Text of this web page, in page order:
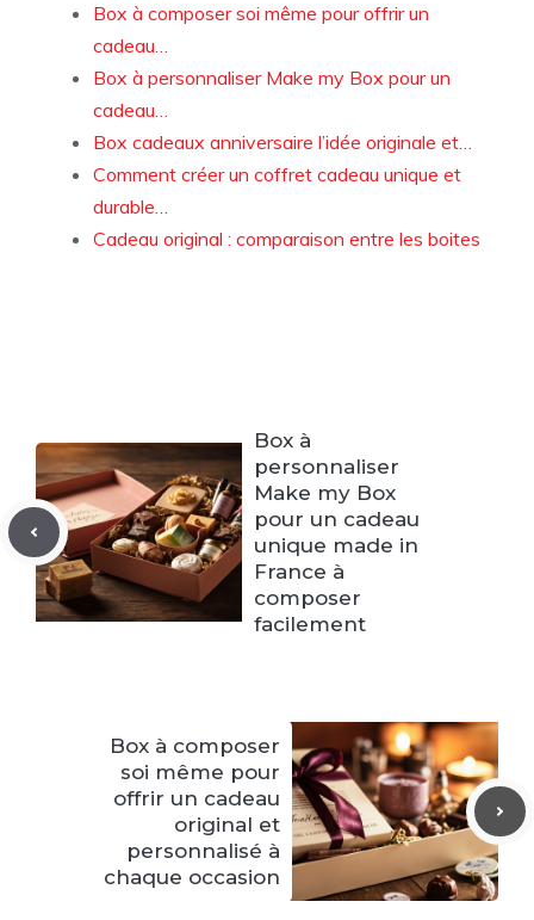
Box à composer soi même pour offrir un
cadeau…
Box à personnaliser Make my Box pour un
cadeau…
Box cadeaux anniversaire l’idée originale et…
Comment créer un coffret cadeau unique et
durable…
Cadeau original : comparaison entre les boites
Box à
personnaliser
Make my Box
pour un cadeau
unique made in
France à
composer
facilement
Box à composer
soi même pour
offrir un cadeau
original et
personnalisé à
chaque occasion